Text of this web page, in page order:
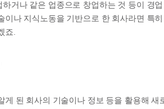
거나 같은 업종으로 창업하는 것 등이 경업
이나 지식노동을 기반으로 한 회사라면 특히
죠.
게 된 회사의 기술이나 정보 등을 활용해 새